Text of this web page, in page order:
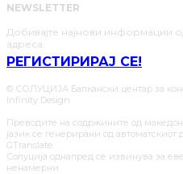
NEWSLETTER
Добивајте најнови информации
адреса.
РЕГИСТИРИРАЈ СЕ!
© СОЛУЦИЈА Балкански центар за
Infinity Design
Преводите на содржините од
јазик се генерирани од
GTranslate.
Солуција однапред се извинува за
ненамерни.